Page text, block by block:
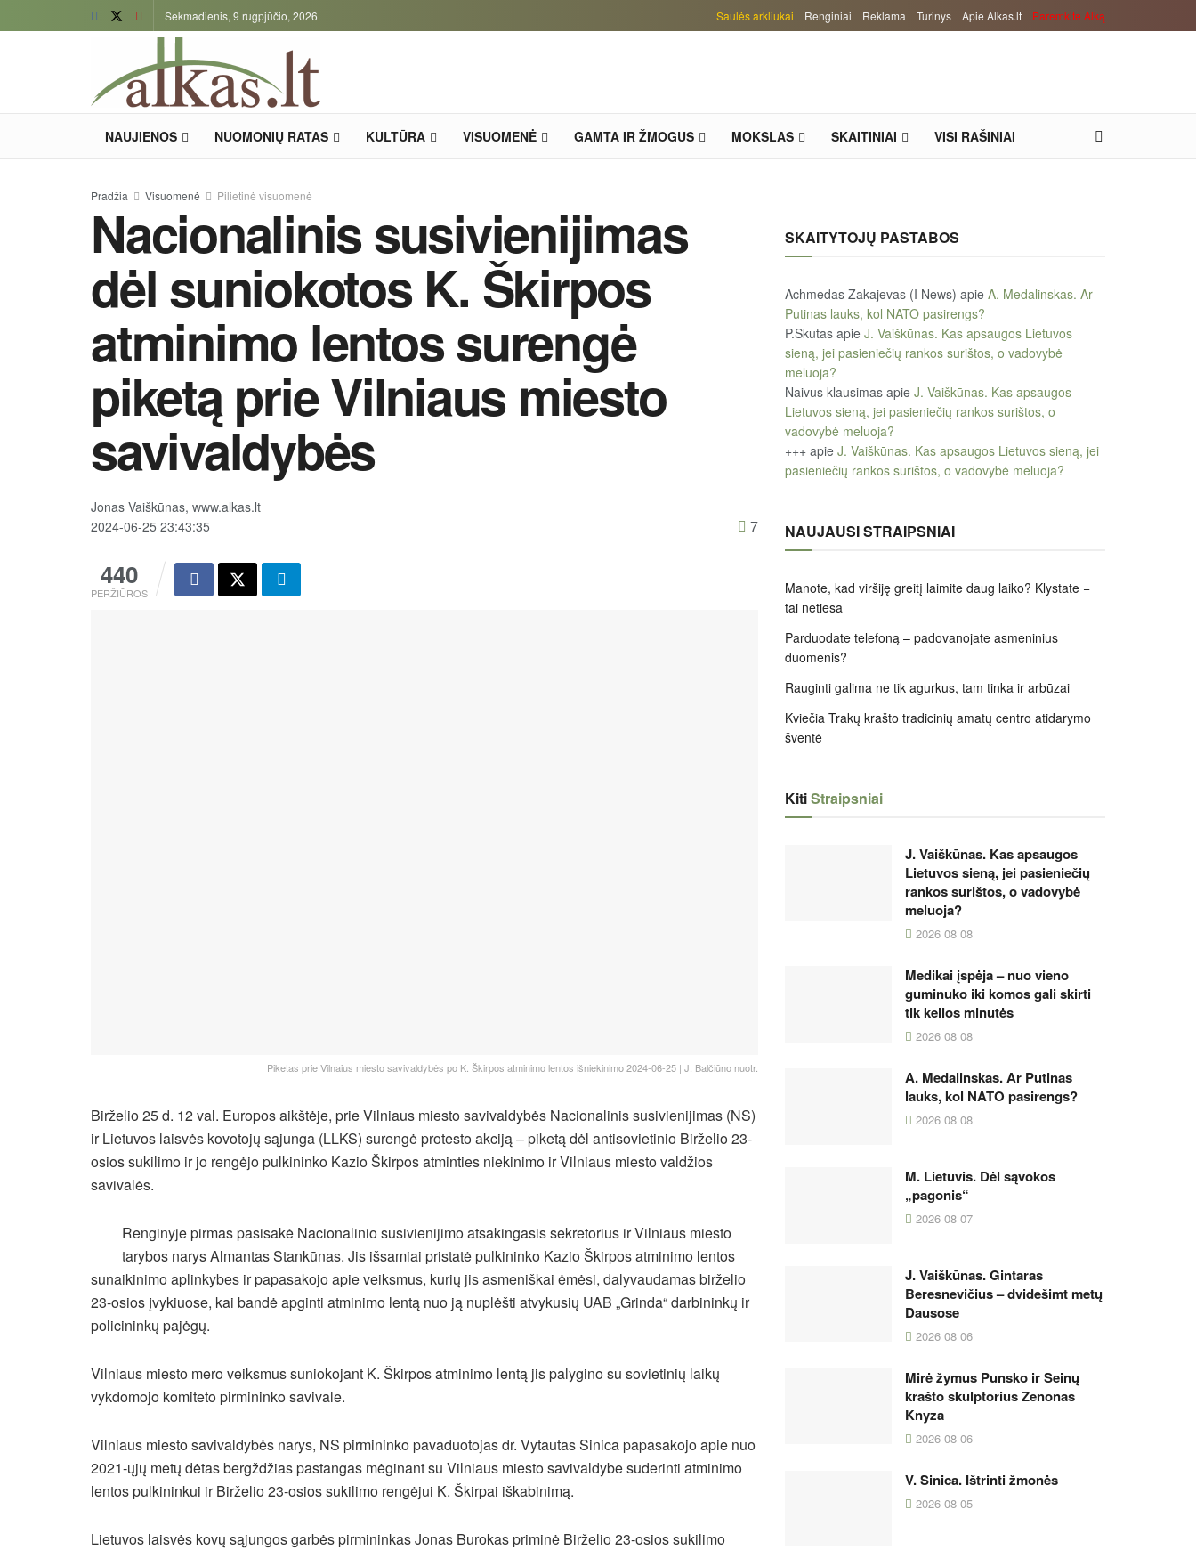
Sekmadienis, 9 rugpjūčio, 2026 Saulės arkliukai Renginiai Reklama Turinys Apie Alkas.lt Paremkite Alką
NAUJIENOS NUOMONIŲ RATAS KULTŪRA VISUOMENĖ GAMTA IR ŽMOGUS MOKSLAS SKAITINIAI VISI RAŠINIAI
Pradžia Visuomenė Pilietinė visuomenė
Nacionalinis susivienijimas
dėl suniokotos K. Škirpos
atminimo lentos surengė
piketą prie Vilniaus miesto
savivaldybės
Jonas Vaiškūnas, www.alkas.lt
2024-06-25 23:43:35
440
PERŽIŪROS
7
Piketas prie Vilnaius miesto savivaldybės po K. Škirpos atminimo lentos išniekinimo 2024-06-25 | J. Balčiūno nuotr.
Birželio 25 d. 12 val. Europos aikštėje, prie Vilniaus miesto savivaldybės Nacionalinis susivienijimas (NS)
ir Lietuvos laisvės kovotojų sąjunga (LLKS) surengė protesto akciją – piketą dėl antisovietinio Birželio 23-
osios sukilimo ir jo rengėjo pulkininko Kazio Škirpos atminties niekinimo ir Vilniaus miesto valdžios
savivalės.
Renginyje pirmas pasisakė Nacionalinio susivienijimo atsakingasis sekretorius ir Vilniaus miesto
tarybos narys Almantas Stankūnas. Jis išsamiai pristatė pulkininko Kazio Škirpos atminimo lentos
sunaikinimo aplinkybes ir papasakojo apie veiksmus, kurių jis asmeniškai ėmėsi, dalyvaudamas birželio
23-osios įvykiuose, kai bandė apginti atminimo lentą nuo ją nuplėšti atvykusių UAB „Grinda“ darbininkų ir
policininkų pajėgų.
Vilniaus miesto mero veiksmus suniokojant K. Škirpos atminimo lentą jis palygino su sovietinių laikų
vykdomojo komiteto pirmininko savivale.
Vilniaus miesto savivaldybės narys, NS pirmininko pavaduotojas dr. Vytautas Sinica papasakojo apie nuo
2021-ųjų metų dėtas bergždžias pastangas mėginant su Vilniaus miesto savivaldybe suderinti atminimo
lentos pulkininkui ir Birželio 23-osios sukilimo rengėjui K. Škirpai iškabinimą.
Lietuvos laisvės kovų sąjungos garbės pirmininkas Jonas Burokas priminė Birželio 23-osios sukilimo
SKAITYTOJŲ PASTABOS
Achmedas Zakajevas (I News) apie A. Medalinskas. Ar
Putinas lauks, kol NATO pasirengs?
P.Skutas apie J. Vaiškūnas. Kas apsaugos Lietuvos
sieną, jei pasieniečių rankos surištos, o vadovybė
meluoja?
Naivus klausimas apie J. Vaiškūnas. Kas apsaugos
Lietuvos sieną, jei pasieniečių rankos surištos, o
vadovybė meluoja?
+++ apie J. Vaiškūnas. Kas apsaugos Lietuvos sieną, jei
pasieniečių rankos surištos, o vadovybė meluoja?
NAUJAUSI STRAIPSNIAI
Manote, kad viršiję greitį laimite daug laiko? Klystate −
tai netiesa
Parduodate telefoną – padovanojate asmeninius
duomenis?
Rauginti galima ne tik agurkus, tam tinka ir arbūzai
Kviečia Trakų krašto tradicinių amatų centro atidarymo
šventė
KitiStraipsniai
J. Vaiškūnas. Kas apsaugos
Lietuvos sieną, jei pasieniečių
rankos surištos, o vadovybė
meluoja?
2026 08 08
Medikai įspėja – nuo vieno
guminuko iki komos gali skirti
tik kelios minutės
2026 08 08
A. Medalinskas. Ar Putinas
lauks, kol NATO pasirengs?
2026 08 08
M. Lietuvis. Dėl sąvokos
„pagonis“
2026 08 07
J. Vaiškūnas. Gintaras
Beresnevičius – dvidešimt metų
Dausose
2026 08 06
Mirė žymus Punsko ir Seinų
krašto skulptorius Zenonas
Knyza
2026 08 06
V. Sinica. Ištrinti žmonės
2026 08 05